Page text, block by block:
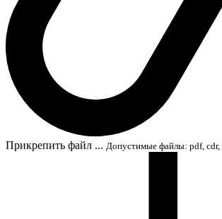
Прикрепить файл ... Допустимые файлы: pdf, cdr,